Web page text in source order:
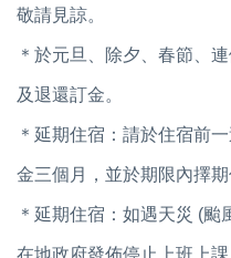
敬請見諒。
＊於元旦、除夕、春節、
及退還訂金。
＊延期住宿：請於住宿前
金三個月，並於期限內擇期
＊延期住宿：如遇天災 (
在地政府發佈停止上班上